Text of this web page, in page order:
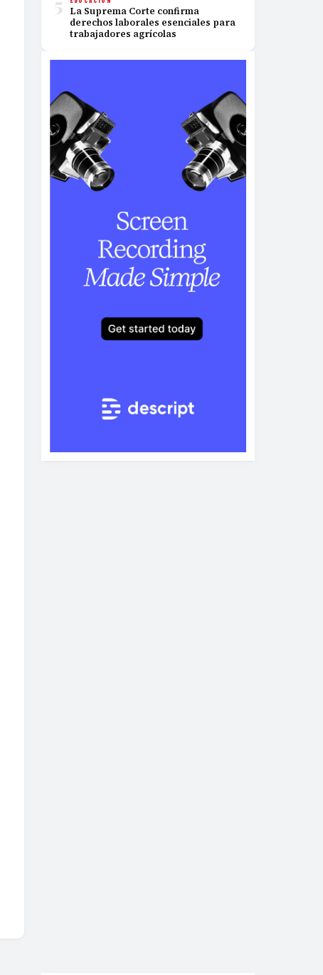
La Suprema Corte confirma
derechos laborales esenciales para
trabajadores agrícolas